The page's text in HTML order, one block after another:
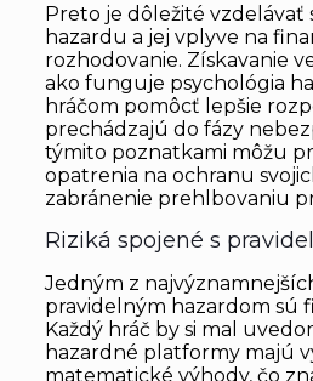
Preto je dôležité vzdelávať
hazardu a jej vplyve na
rozhodovanie. Získavanie
ako funguje psychológia
hráčom pomôcť lepšie
prechádzajú do fázy
týmito poznatkami môžu
opatrenia na ochranu
zabránenie prehlbovaniu
Riziká spojené s
Jedným z
pravidelným hazardom sú
Každý hráč by si mal
hazardné platformy majú
matematické výhody, čo